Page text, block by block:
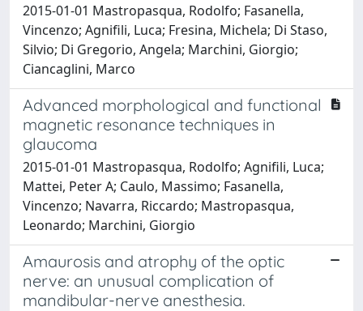
2015-01-01 Mastropasqua, Rodolfo; Fasanella,
Vincenzo; Agnifili, Luca; Fresina, Michela; Di Staso,
Silvio; Di Gregorio, Angela; Marchini, Giorgio;
Ciancaglini, Marco
Advanced morphological and functional
magnetic resonance techniques in
glaucoma
2015-01-01 Mastropasqua, Rodolfo; Agnifili, Luca;
Mattei, Peter A; Caulo, Massimo; Fasanella,
Vincenzo; Navarra, Riccardo; Mastropasqua,
Leonardo; Marchini, Giorgio
Amaurosis and atrophy of the optic
nerve: an unusual complication of
mandibular-nerve anesthesia.